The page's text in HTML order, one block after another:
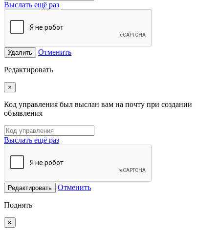
Выслать ещё раз
Удалить Отменить
Редактировать
×
Код управления был выслан вам на почту при создании
объявления
Выслать ещё раз
Редактировать Отменить
Поднять
×